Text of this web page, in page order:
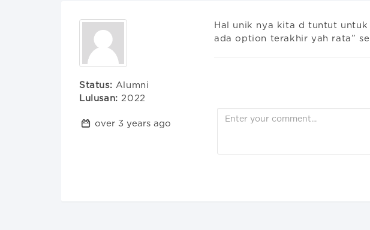
Status: Alumni
Lulusan: 2022
over 3 years ago
Hal unik nya kita d tuntut
ada option terakhir yah rata”